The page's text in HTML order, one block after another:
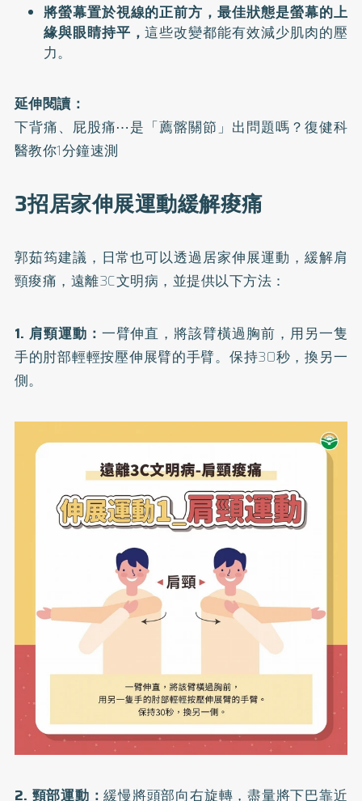
將螢幕置於視線的正前方，最佳狀態是螢幕的上
緣與眼睛持平，這些改變都能有效減少肌肉的壓
力。
延伸閱讀：
下背痛、屁股痛⋯是「薦髂關節」出問題嗎？復健科
醫教你1分鐘速測
3招居家伸展運動緩解痠痛
郭茹筠建議，日常也可以透過居家伸展運動，緩解肩
頸痠痛，遠離3C文明病，並提供以下方法：
1. 肩頸運動： 一臂伸直，將該臂橫過胸前，用另一隻
手的肘部輕輕按壓伸展臂的手臂。保持30秒，換另一
側。
2. 頸部運動：緩慢將頭部向右旋轉，盡量將下巴靠近